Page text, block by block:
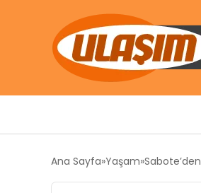
Ana Sayfa Yaşam